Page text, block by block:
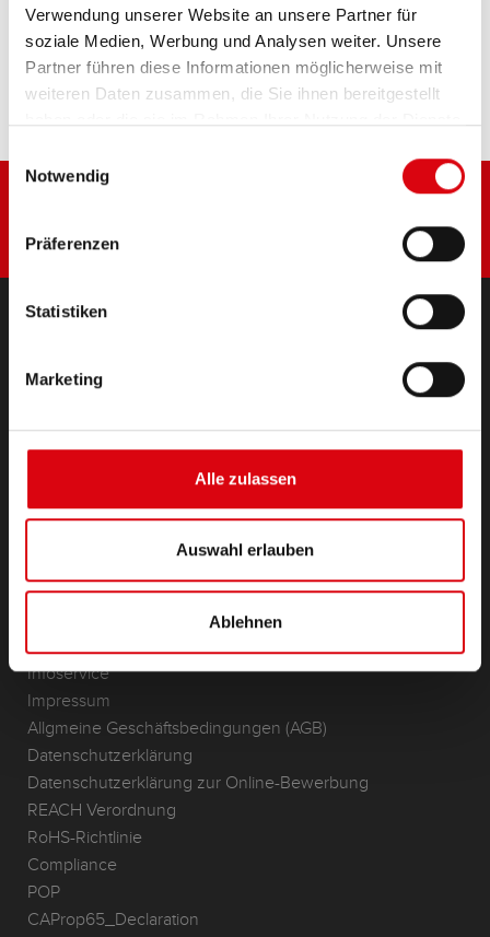
Verwendung unserer Website an unsere Partner für
soziale Medien, Werbung und Analysen weiter. Unsere
Partner führen diese Informationen möglicherweise mit
weiteren Daten zusammen, die Sie ihnen bereitgestellt
Notwendig
Präferenzen
Statistiken
Marketing
Alle zulassen
Auswahl erlauben
Ablehnen
Diese Batterie kaufen:
HÄNDLER & EINBAUSERVICE >
Starter- & Bordnetzbatterien
Anwendungsbereiche
Standorte & Kontakt
ANFRAGE
Infoservice
Impressum
Allgmeine Geschäftsbedingungen (AGB)
Datenschutzerklärung
Datenschutzerklärung zur Online-Bewerbung
REACH Verordnung
RoHS-Richtlinie
Compliance
POP
CAProp65_Declaration